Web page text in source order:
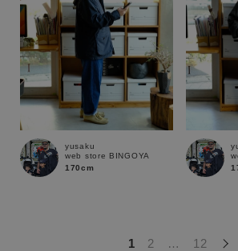
この条件で絞り
yusaku
web store BINGOYA
170cm
1 2 … 12